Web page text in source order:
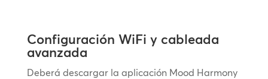
Configuración WiFi y cableada
avanzada
Deberá descargar la aplicación Mood Harmony